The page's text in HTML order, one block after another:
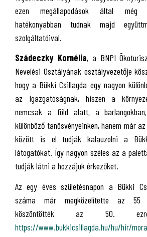
ezen megállapodások által még
hatékonyabban tudnak majd
szolgáltatóival.
Szádeczky Kornélia, a BNPI
Nevelési Osztályának osztályvezetője
hogy a Bükki Csillagda egy nagyon
az Igazgatóságnak, hiszen a
nemcsak a föld alatt, a
különböző tanösvényeinken, hanem már
között is el tudják kalauzolni a
látogatókat. Így nagyon széles az a
tudják látni a hozzájuk érkezőket.
Az egy éves születésnapon a Bükki
száma már megközelítette az 55
köszöntötték az 50.
https://www.bukkicsillagda.hu/hu/hir/